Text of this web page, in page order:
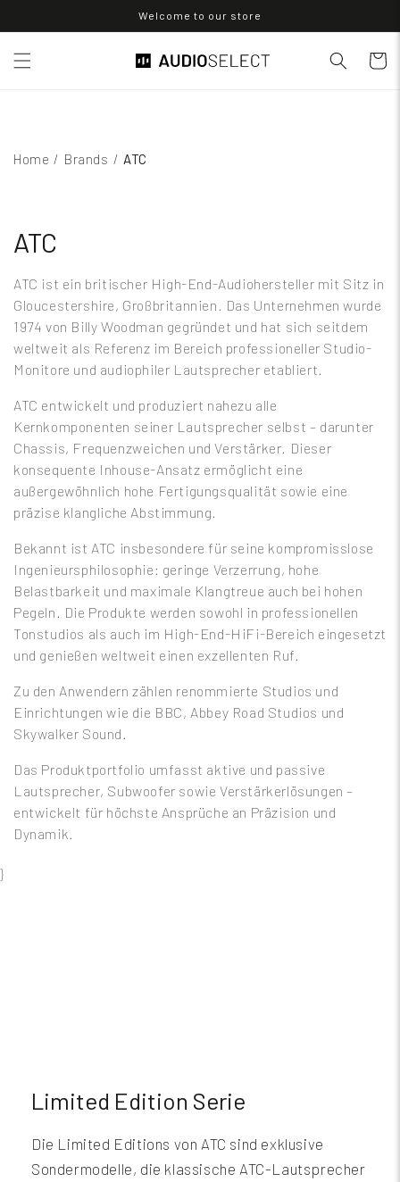
Inhalt
Welcome to our store
Home / Brands / ATC
ATC
ATC ist ein britischer High-End-Audiohersteller mit Sitz in
Gloucestershire, Großbritannien. Das Unternehmen wurde
1974 von Billy Woodman gegründet und hat sich seitdem
weltweit als Referenz im Bereich professioneller Studio-
Monitore und audiophiler Lautsprecher etabliert.
ATC entwickelt und produziert nahezu alle
Kernkomponenten seiner Lautsprecher selbst – darunter
Chassis, Frequenzweichen und Verstärker. Dieser
konsequente Inhouse-Ansatz ermöglicht eine
außergewöhnlich hohe Fertigungsqualität sowie eine
präzise klangliche Abstimmung.
Bekannt ist ATC insbesondere für seine kompromisslose
Ingenieursphilosophie: geringe Verzerrung, hohe
Belastbarkeit und maximale Klangtreue auch bei hohen
Pegeln. Die Produkte werden sowohl in professionellen
Tonstudios als auch im High-End-HiFi-Bereich eingesetzt
und genießen weltweit einen exzellenten Ruf.
Zu den Anwendern zählen renommierte Studios und
Einrichtungen wie die BBC, Abbey Road Studios und
Skywalker Sound.
Das Produktportfolio umfasst aktive und passive
Lautsprecher, Subwoofer sowie Verstärkerlösungen –
entwickelt für höchste Ansprüche an Präzision und
Dynamik.
}
Limited Edition Serie
Die Limited Editions von ATC sind exklusive
Sondermodelle, die klassische ATC-Lautsprecher